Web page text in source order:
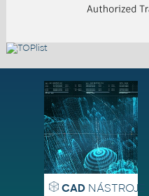
CADNÁSTROJE